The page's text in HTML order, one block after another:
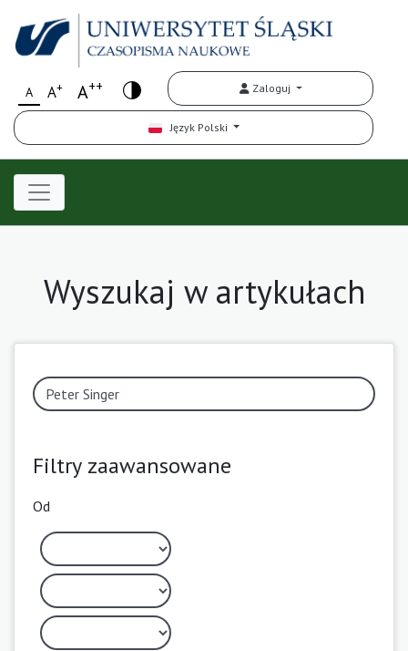
A A+ A++ Zaloguj
Język Polski
Wyszukaj w artykułach
Filtry zaawansowane
Od